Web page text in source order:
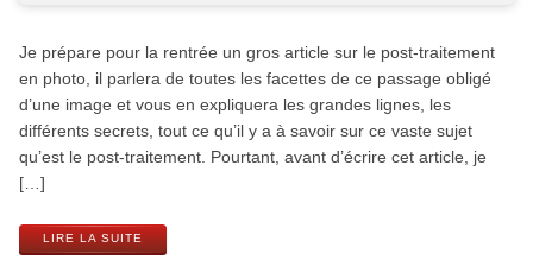
Je prépare pour la rentrée un gros article sur le post-traitement
en photo, il parlera de toutes les facettes de ce passage obligé
d’une image et vous en expliquera les grandes lignes, les
différents secrets, tout ce qu’il y a à savoir sur ce vaste sujet
qu’est le post-traitement. Pourtant, avant d’écrire cet article, je
[…]
LIRE LA SUITE